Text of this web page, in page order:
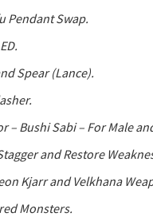
Pendant Swap.
Spear (Lance).
– Bushi Sabi – For Male
and Restore
Kjarr and Velkhana
Monsters.